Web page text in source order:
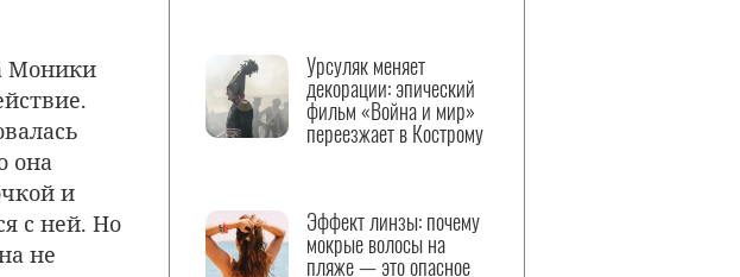
Моники
она
и
с ней. Но
не
Урсуляк меняет
декорации: эпический
фильм «Война и мир»
переезжает в Кострому
Эффект линзы: почему
мокрые волосы на
пляже — это опасное